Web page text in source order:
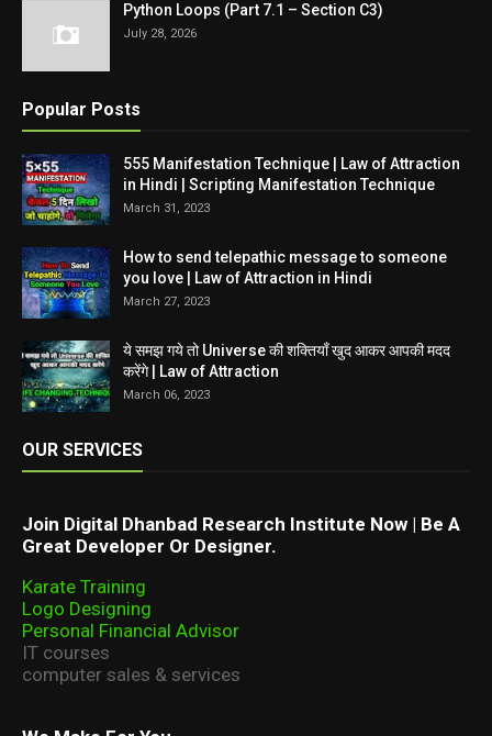
Python Loops (Part 7.1 – Section C3)
July 28, 2026
Popular Posts
555 Manifestation Technique | Law of Attraction
in Hindi | Scripting Manifestation Technique
March 31, 2023
How to send telepathic message to someone
you love | Law of Attraction in Hindi
March 27, 2023
ये समझ गये तो Universe की शक्तियाँ खुद आकर आपकी मदद
करेंगे | Law of Attraction
March 06, 2023
OUR SERVICES
Join Digital Dhanbad Research Institute Now | Be A
Great Developer Or Designer.
Karate Training
Logo Designing
Personal Financial Advisor
IT courses
computer sales & services